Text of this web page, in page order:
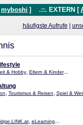
myboshi ] .::. EXTERN [
häufigste Aufrufe
& Hobby, Eltern & Kinder...
, Tourismus & Reisen, Spiel &
, eLearning...